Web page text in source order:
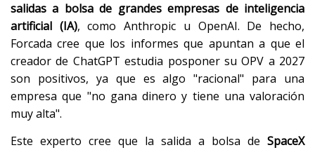
salidas a bolsa de grandes empresas de inteligencia
artificial (IA), como Anthropic u OpenAI. De hecho,
Forcada cree que los informes que apuntan a que el
creador de ChatGPT estudia posponer su OPV a 2027
son positivos, ya que es algo "racional" para una
empresa que "no gana dinero y tiene una valoración
muy alta".
Este experto cree que la salida a bolsa de SpaceX